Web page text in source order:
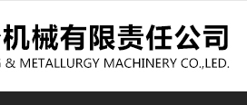
览体验，推荐下载安装谷歌浏览器！